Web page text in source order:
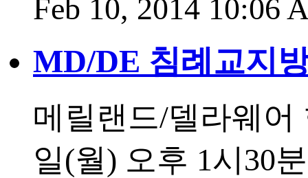
Feb 10, 2014 10:06
MD/DE 침례교지
메릴랜드/델라웨어
일(월) 오후 1시30